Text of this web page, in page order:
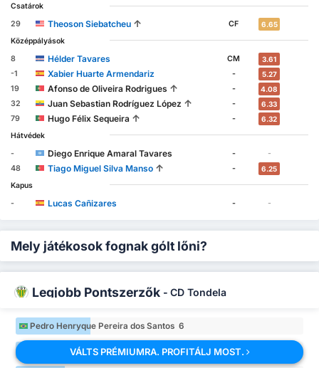
Csatárok
29
Theoson Siebatcheu ↑ CF 6.65
Középpályások
8
Hélder Tavares CM 3.61
-1 Xabier Huarte Armendariz - 5.27
19 Afonso de Oliveira Rodrigues ↑ - 4.08
32 Juan Sebastian Rodríguez López ↑ - 6.33
79 Hugo Félix Sequeira ↑ - 6.32
Hátvédek
-
Diego Enrique Amaral Tavares -
-
48
Tiago Miguel Silva Manso ↑ - 6.25
Kapus
-
Lucas Cañizares - -
Mely játékosok fognak gólt lőni?
Legjobb Pontszerzők - CD Tondela
Pedro Henryque Pereira dos Santos 6
Pedro Henryque Pereira dos Santos 6
VÁLTS PRÉMIUMRA. PROFITÁLJ MOST.